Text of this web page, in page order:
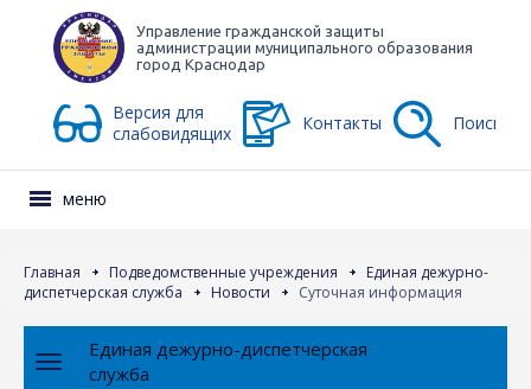
Управление гражданской защиты
администрации муниципального образования
город Краснодар
Версия для
слабовидящих
Контакты Поиск
меню
Главная Подведомственные учреждения
Единая дежурно-
диспетчерская служба
Новости Суточная информация
Единая дежурно-диспетчерская
служба